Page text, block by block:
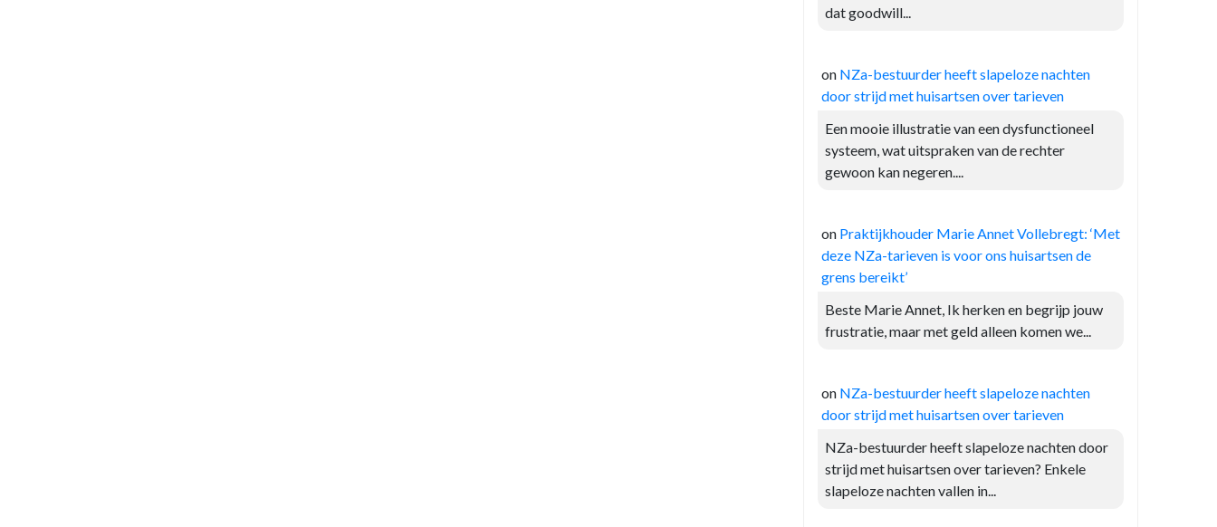
dat goodwill...
on NZa-bestuurder heeft slapeloze nachten
door strijd met huisartsen over tarieven
Een mooie illustratie van een dysfunctioneel
systeem, wat uitspraken van de rechter
gewoon kan negeren....
on Praktijkhouder Marie Annet Vollebregt: ‘Met
deze NZa-tarieven is voor ons huisartsen de
grens bereikt’
Beste Marie Annet, Ik herken en begrijp jouw
frustratie, maar met geld alleen komen we...
on NZa-bestuurder heeft slapeloze nachten
door strijd met huisartsen over tarieven
NZa-bestuurder heeft slapeloze nachten door
strijd met huisartsen over tarieven? Enkele
slapeloze nachten vallen in...